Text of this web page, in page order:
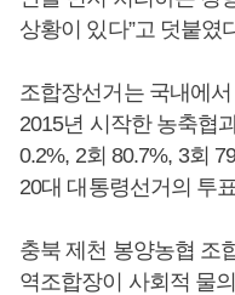
상황이 있다”고 덧붙였
조합장선거는 국내에
2015년 시작한 농축협
0.2%, 2회 80.7%, 3회
20대 대통령선거의 투
충북 제천 봉양농협 조
역조합장이 사회적 물